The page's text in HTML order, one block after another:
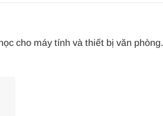
cho máy tính và thiết bị văn